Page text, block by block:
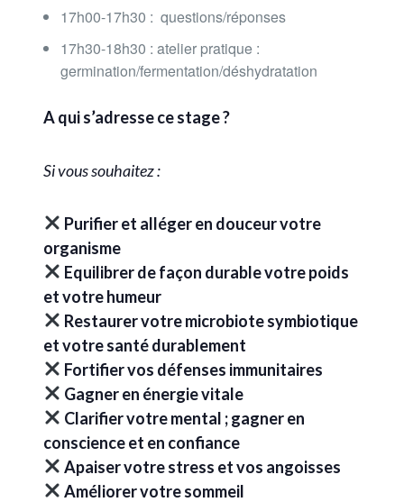
17h00-17h30 : questions/réponses
17h30-18h30 : atelier pratique :
germination/fermentation/déshydratation
A qui s’adresse ce stage ?
Si vous souhaitez :
Purifier et alléger en douceur votre
organisme
Equilibrer de façon durable votre poids
et votre humeur
Restaurer votre microbiote symbiotique
et votre santé durablement
Fortifier vos défenses immunitaires
Gagner en énergie vitale
Clarifier votre mental ; gagner en
conscience et en confiance
Apaiser votre stress et vos angoisses
Améliorer votre sommeil